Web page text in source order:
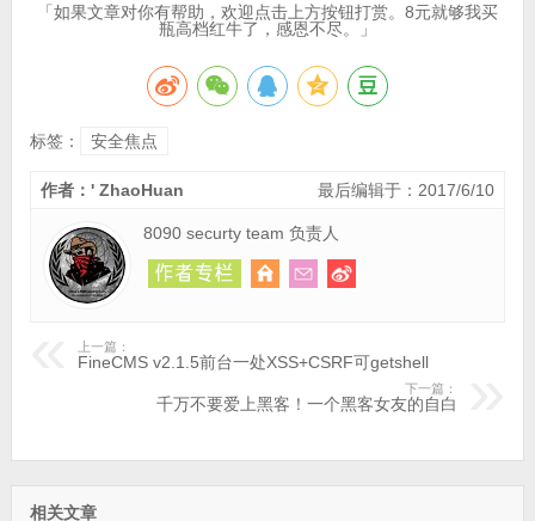
「如果文章对你有帮助，欢迎点击上方按钮打赏。8元就够我买
瓶高档红牛了，感恩不尽。」
标签： 安全焦点
最后编辑于：2017/6/10
作者：' ZhaoHuan
8090 securty team 负责人
上一篇：
FineCMS v2.1.5前台一处XSS+CSRF可getshell
下一篇：
千万不要爱上黑客！一个黑客女友的自白
相关文章